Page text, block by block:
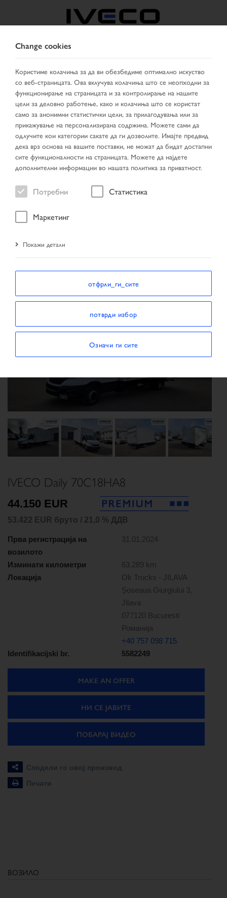
NORTH MACEDONIA
ИЗБЕРИ ДРЖАВА СМЕНИ ЈАЗИК
Toggle
navigation
MENU
возило
Прва страница
IVECO Daily 70C18HA8
44.150 EUR
53.422 EUR бруто / 21,0 % ДДВ
Прва регистрација на
возилото
31.01.2024
Изминати километри
63.289 km
Локација
Ok Trucks - JILAVA
Șoseaua Giurgiului 3,
Jilava
077120 Bucuresti
Романија
+40 757 098 715
Identifikacijski br.
5582249
MAKE AN OFFER
НИ СЕ ЈАВИТЕ
ПОБАРАЈ ВИДЕО
Сподели го овој производ
Печати
возило
Change cookies
Користиме колачиња за да ви обезбедиме оптимално искуство
со веб-страницата. Ова вклучува колачиња што се неопходни за
функционирање на страницата и за контролирање на нашите
цели за деловно работење, како и колачиња што се користат
само за анонимни статистички цели, за прилагодувања или за
прикажување на персонализирана содржина. Можете сами да
одлучите кои категории сакате да ги дозволите. Имајте предвид
дека врз основа на вашите поставки, не можат да бидат достапни
сите функционалности на страницата. Можете да најдете
дополнителни информации во нашата политика за приватност.
Потребни Статистика
Маркетинг
Покажи детали
отфрли_ги_сите
потврди избор
Означи ги сите